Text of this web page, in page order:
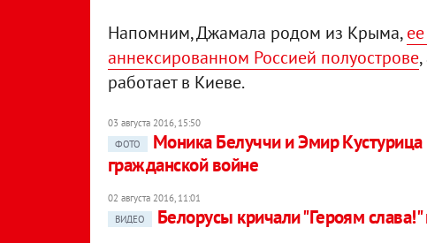
Напомним, Джамала родом из Крыма,
аннексированном Россией полуострове
работает в Киеве.
03 августа 2016, 15:50
ФОТО
Моника Белуччи и Эмир
гражданской войне
02 августа 2016, 11:01
ВИДЕО
Белорусы кричали "Героям